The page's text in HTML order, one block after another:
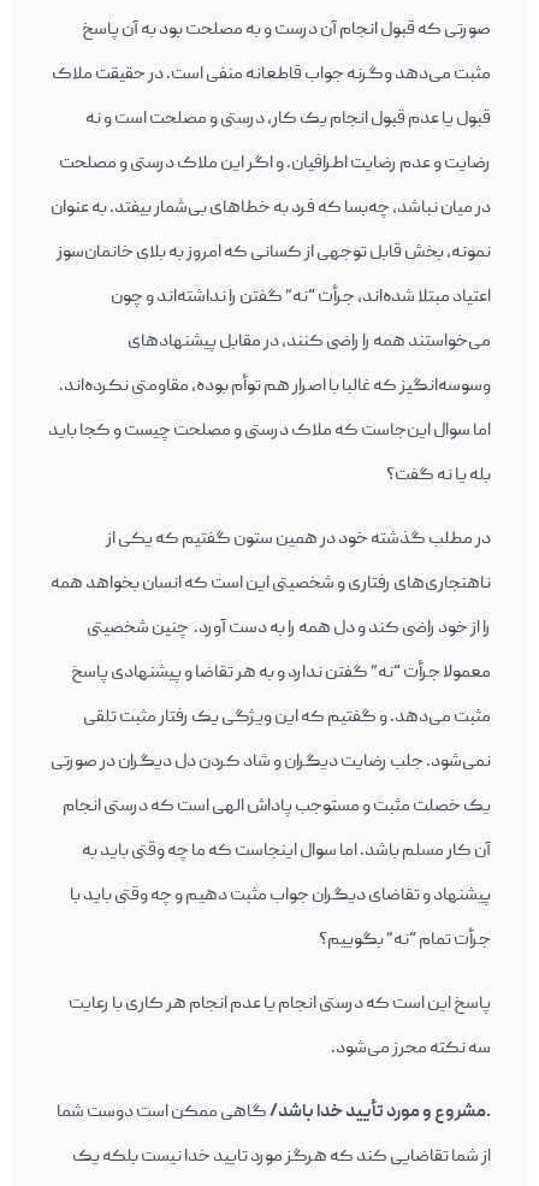
صورتی که قبول انجام آن درست و به مصلحت بود به آن پاسخ
مثبت می‌دهد وگرنه جواب قاطعانه منفی است. در حقیقت ملاک
قبول یا عدم قبول انجام یک کار، درستی و مصلحت است و نه
رضایت و عدم رضایت اطرافیان. و اگر این ملاک درستی و مصلحت
در میان نباشد، چه‌بسا که فرد به خطاهای بی‌شمار بیفتد. به عنوان
نمونه، بخش قابل توجهی از کسانی که امروز به بلای خانمان‌سوز
اعتیاد مبتلا شده‌اند، جرأت “نه” گفتن را نداشته‌اند و چون
می‌خواستند همه را راضی کنند، در مقابل پیشنهادهای
وسوسه‌انگیز که غالبا با اصرار هم توأم بوده، مقاومتی نکرده‌اند.
اما سوال این‌جاست که ملاک درستی و مصلحت چیست و کجا باید
بله یا نه گفت؟
در مطلب گذشته خود در همین ستون گفتیم که یکی از
ناهنجاری‌های رفتاری و شخصیتی این است که انسان بخواهد همه
را از خود راضی کند و دل همه را به دست آورد. چنین شخصیتی
معمولا جرأت “نه” گفتن ندارد و به هر تقاضا و پیشنهادی پاسخ
مثبت می‌دهد. و گفتیم که این ویژگی یک رفتار مثبت تلقی
نمی‌شود. جلب رضایت دیگران و شاد کردن دل دیگران در صورتی
یک خصلت مثبت و مستوجب پاداش الهی است که درستی انجام
آن کار مسلم باشد. اما سوال اینجاست که ما چه وقتی باید به
پیشنهاد و تقاضای دیگران جواب مثبت دهیم و چه وقتی باید با
جرأت تمام “نه” بگوییم؟
پاسخ این است که درستی انجام یا عدم انجام هر کاری با رعایت
سه نکته محرز می‌شود.
.مشروع و مورد تأیید خدا باشد/گاهی ممکن است دوست شما
از شما تقاضایی کند که هرگز مورد تایید خدا نیست بلکه یک